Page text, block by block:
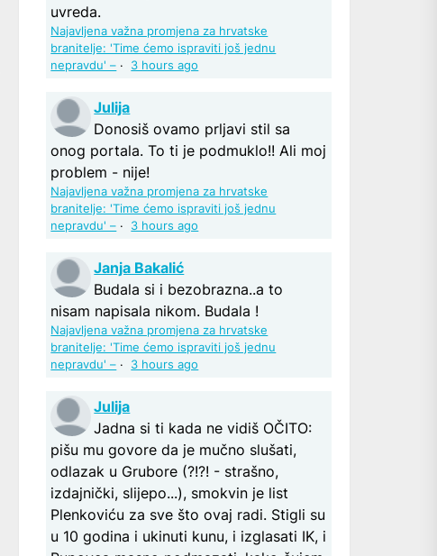
uvreda.
Najavljena važna promjena za hrvatske
branitelje: 'Time ćemo ispraviti još jednu
nepravdu' – · 3 hours ago
Julija
Donosiš ovamo prljavi stil sa
onog portala. To ti je podmuklo!! Ali moj
problem - nije!
Najavljena važna promjena za hrvatske
branitelje: 'Time ćemo ispraviti još jednu
nepravdu' – · 3 hours ago
Janja Bakalić
Budala si i bezobrazna..a to
nisam napisala nikom. Budala !
Najavljena važna promjena za hrvatske
branitelje: 'Time ćemo ispraviti još jednu
nepravdu' – · 3 hours ago
Julija
Jadna si ti kada ne vidiš OČITO:
pišu mu govore da je mučno slušati,
odlazak u Grubore (?!?! - strašno,
izdajnički, slijepo...), smokvin je list
Plenkoviću za sve što ovaj radi. Stigli su
u 10 godina i ukinuti kunu, i izglasati IK, i